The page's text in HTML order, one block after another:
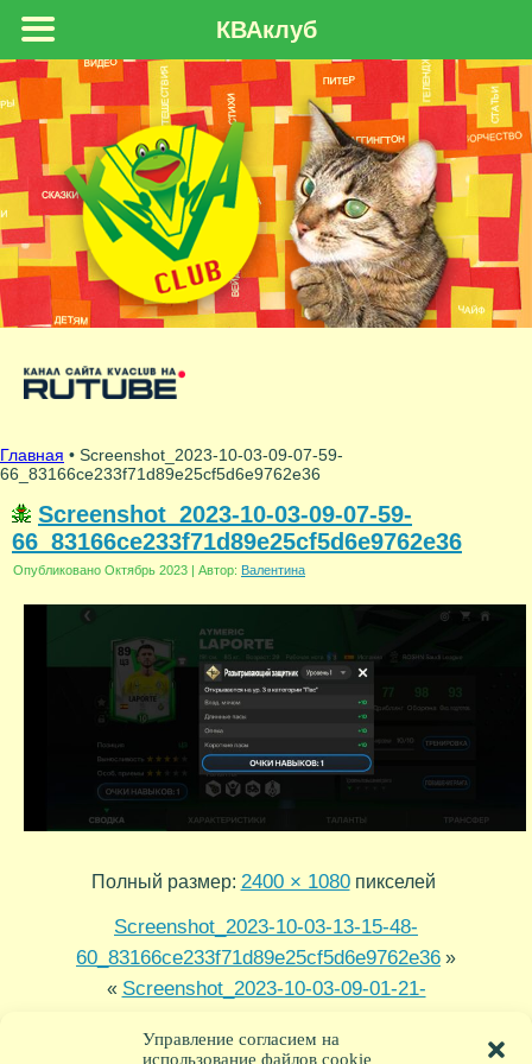
Управление согласием на
использование файлов cookie
Главная • Screenshot_2023-10-03-09-07-59-
66_83166ce233f71d89e25cf5d6e9762e36
Screenshot_2023-10-03-09-07-59-
66_83166ce233f71d89e25cf5d6e9762e36
Опубликовано Октябрь 2023 | Автор: Валентина
Полный размер: 2400 × 1080пикселей
Screenshot_2023-10-03-13-15-48-
60_83166ce233f71d89e25cf5d6e9762e36 »
« Screenshot_2023-10-03-09-01-21-
КВАклуб